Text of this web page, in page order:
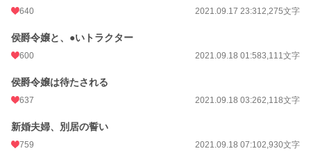
640 2021.09.17 23:312,275文字
侯爵令嬢と、●いトラクター
600 2021.09.18 01:583,111文字
侯爵令嬢は待たされる
637 2021.09.18 03:262,118文字
新婚夫婦、別居の誓い
759 2021.09.18 07:102,930文字